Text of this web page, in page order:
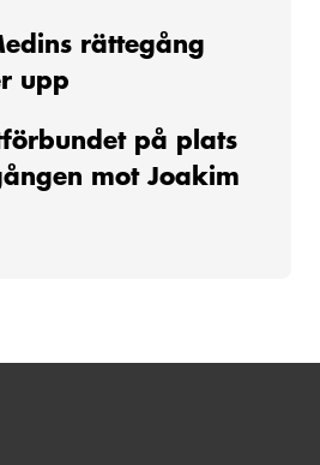
rättegång
upp
på plats
mot Joakim